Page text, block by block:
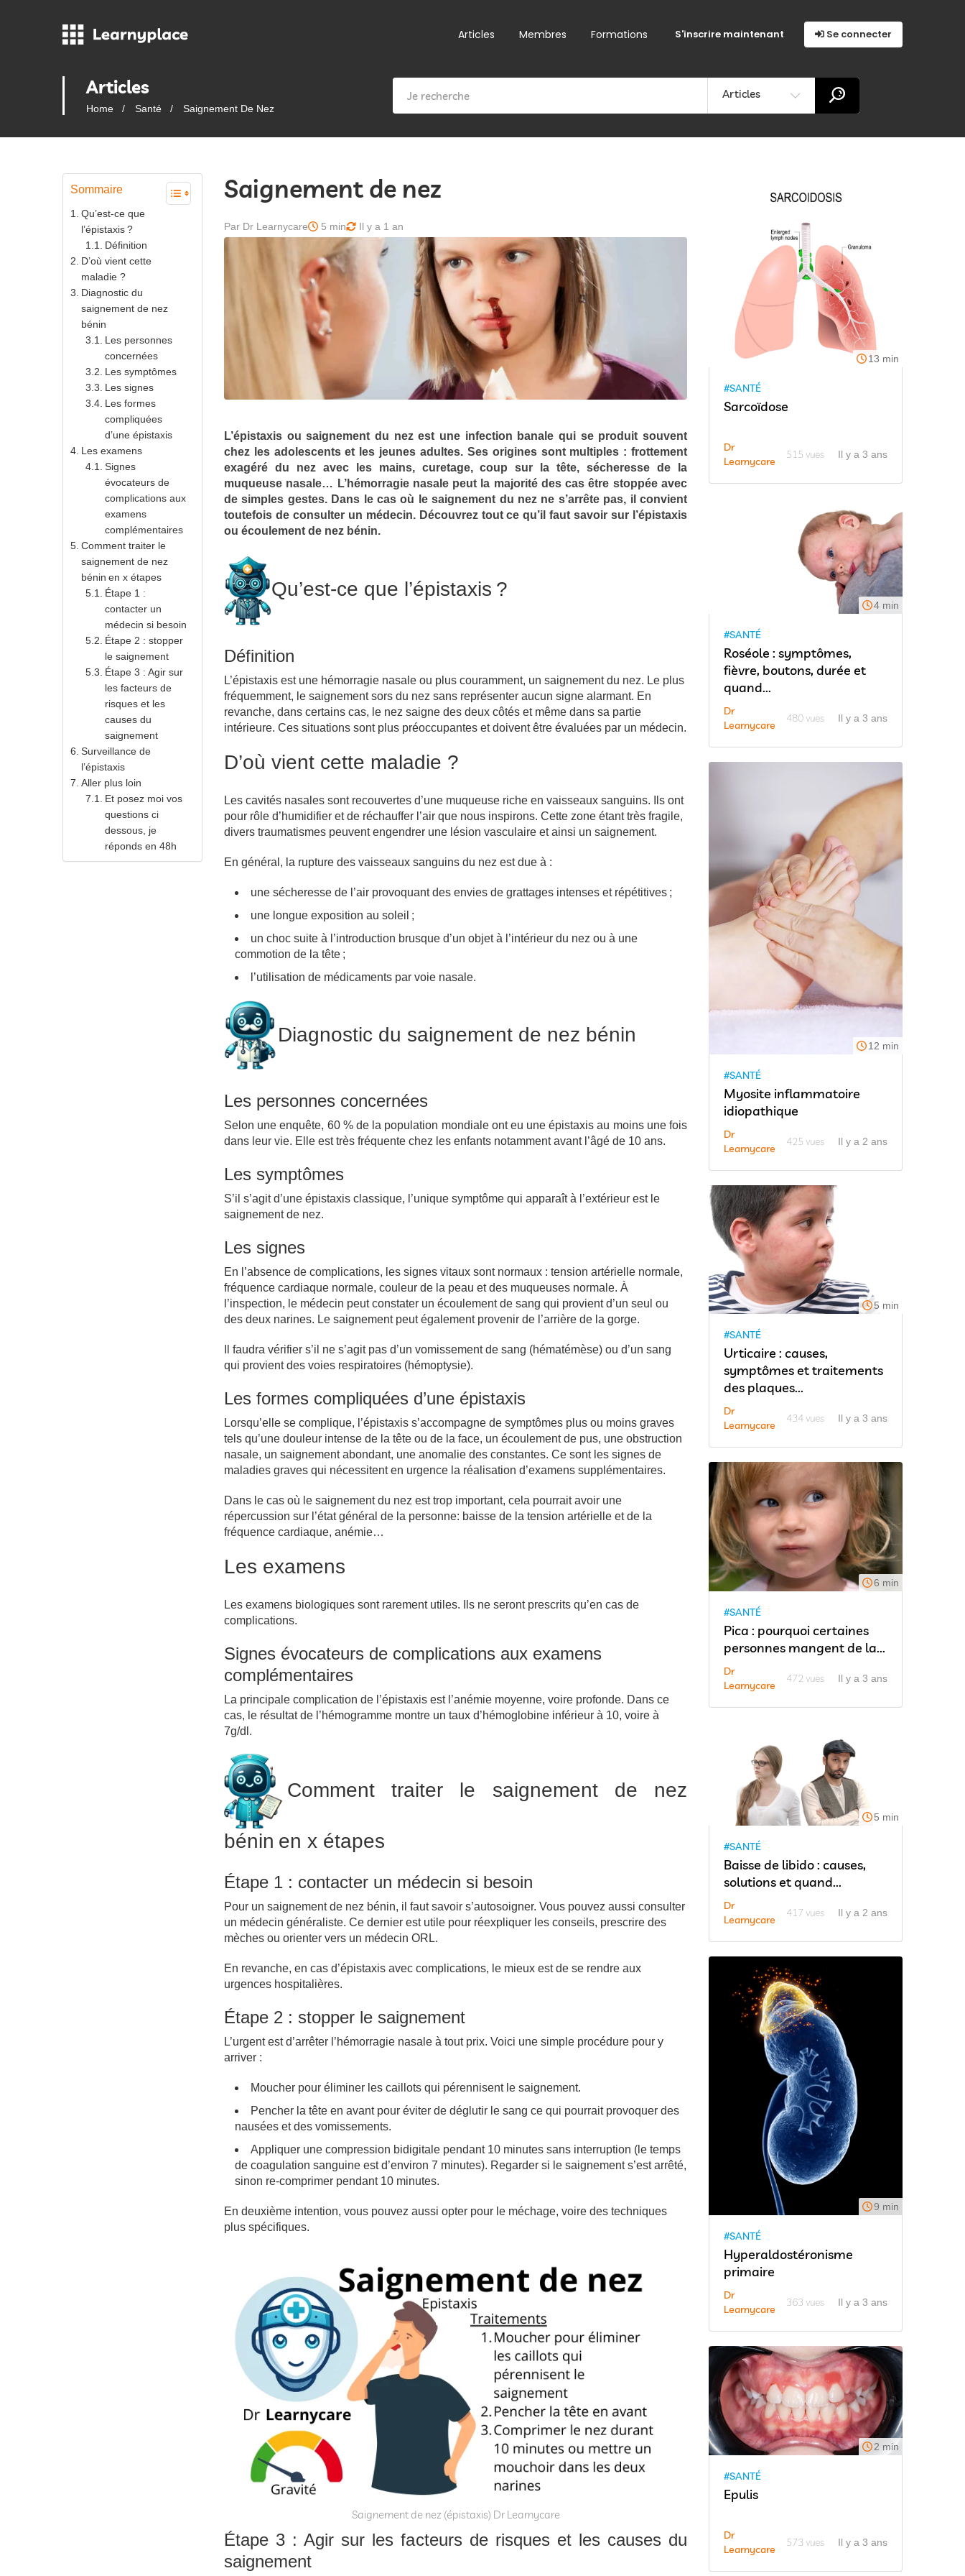
Articles Membres Formations Se connecter
S'inscrire maintenant
Articles
Home Santé Saignement De Nez
Articles
Sommaire
Qu’est-ce que
l’épistaxis ?
Définition
D’où vient cette
maladie ?
Diagnostic du
saignement de nez
bénin
Les personnes
concernées
Les symptômes
Les signes
Les formes
compliquées
d’une épistaxis
Les examens
Signes
évocateurs de
complications aux
examens
complémentaires
Comment traiter le
saignement de nez
bénin en x étapes
Étape 1 :
contacter un
médecin si besoin
Étape 2 : stopper
le saignement
Étape 3 : Agir sur
les facteurs de
risques et les
causes du
saignement
Surveillance de
l’épistaxis
Aller plus loin
Et posez moi vos
questions ci
dessous, je
réponds en 48h
Saignement de nez
Par Dr Learnycare 5 min Il y a 1 an
L’épistaxis ou saignement du nez est une infection banale qui se produit souvent
chez les adolescents et les jeunes adultes. Ses origines sont multiples : frottement
exagéré du nez avec les mains, curetage, coup sur la tête, sécheresse de la
muqueuse nasale… L’hémorragie nasale peut la majorité des cas être stoppée avec
de simples gestes. Dans le cas où le saignement du nez ne s’arrête pas, il convient
toutefois de consulter un médecin. Découvrez tout ce qu’il faut savoir sur l’épistaxis
ou écoulement de nez bénin.
Qu’est-ce que l’épistaxis ?
Définition
L’épistaxis est une hémorragie nasale ou plus couramment, un saignement du nez. Le plus
fréquemment, le saignement sors du nez sans représenter aucun signe alarmant. En
revanche, dans certains cas, le nez saigne des deux côtés et même dans sa partie
intérieure. Ces situations sont plus préoccupantes et doivent être évaluées par un médecin.
D’où vient cette maladie ?
Les cavités nasales sont recouvertes d’une muqueuse riche en vaisseaux sanguins. Ils ont
pour rôle d’humidifier et de réchauffer l’air que nous inspirons. Cette zone étant très fragile,
divers traumatismes peuvent engendrer une lésion vasculaire et ainsi un saignement.
En général, la rupture des vaisseaux sanguins du nez est due à :
une sécheresse de l’air provoquant des envies de grattages intenses et répétitives ;
une longue exposition au soleil ;
un choc suite à l’introduction brusque d’un objet à l’intérieur du nez ou à une
commotion de la tête ;
l’utilisation de médicaments par voie nasale.
Diagnostic du saignement de nez bénin
Les personnes concernées
Selon une enquête, 60 % de la population mondiale ont eu une épistaxis au moins une fois
dans leur vie. Elle est très fréquente chez les enfants notamment avant l’âgé de 10 ans.
Les symptômes
S’il s’agit d’une épistaxis classique, l’unique symptôme qui apparaît à l’extérieur est le
saignement de nez.
Les signes
En l’absence de complications, les signes vitaux sont normaux : tension artérielle normale,
fréquence cardiaque normale, couleur de la peau et des muqueuses normale. À
l’inspection, le médecin peut constater un écoulement de sang qui provient d’un seul ou
des deux narines. Le saignement peut également provenir de l’arrière de la gorge.
Il faudra vérifier s’il ne s’agit pas d’un vomissement de sang (hématémèse) ou d’un sang
qui provient des voies respiratoires (hémoptysie).
Les formes compliquées d’une épistaxis
Lorsqu’elle se complique, l’épistaxis s’accompagne de symptômes plus ou moins graves
tels qu’une douleur intense de la tête ou de la face, un écoulement de pus, une obstruction
nasale, un saignement abondant, une anomalie des constantes. Ce sont les signes de
maladies graves qui nécessitent en urgence la réalisation d’examens supplémentaires.
Dans le cas où le saignement du nez est trop important, cela pourrait avoir une
répercussion sur l’état général de la personne: baisse de la tension artérielle et de la
fréquence cardiaque, anémie…
Les examens
Les examens biologiques sont rarement utiles. Ils ne seront prescrits qu’en cas de
complications.
Signes évocateurs de complications aux examens
complémentaires
La principale complication de l’épistaxis est l’anémie moyenne, voire profonde. Dans ce
cas, le résultat de l’hémogramme montre un taux d’hémoglobine inférieur à 10, voire à
7g/dl.
Comment traiter le saignement de nez
bénin en x étapes
Étape 1 : contacter un médecin si besoin
Pour un saignement de nez bénin, il faut savoir s’autosoigner. Vous pouvez aussi consulter
un médecin généraliste. Ce dernier est utile pour réexpliquer les conseils, prescrire des
mèches ou orienter vers un médecin ORL.
En revanche, en cas d’épistaxis avec complications, le mieux est de se rendre aux
urgences hospitalières.
Étape 2 : stopper le saignement
L’urgent est d’arrêter l’hémorragie nasale à tout prix. Voici une simple procédure pour y
arriver :
Moucher pour éliminer les caillots qui pérennisent le saignement.
Pencher la tête en avant pour éviter de déglutir le sang ce qui pourrait provoquer des
nausées et des vomissements.
Appliquer une compression bidigitale pendant 10 minutes sans interruption (le temps
de coagulation sanguine est d’environ 7 minutes). Regarder si le saignement s’est arrêté,
sinon re-comprimer pendant 10 minutes.
En deuxième intention, vous pouvez aussi opter pour le méchage, voire des techniques
plus spécifiques.
Saignement de nez (épistaxis) Dr Learnycare
Étape 3 : Agir sur les facteurs de risques et les causes du
saignement
13 min
#SANTÉ
Sarcoïdose
Dr
Learnycare
515 vues Il y a 3 ans
4 min
#SANTÉ
Roséole : symptômes,
fièvre, boutons, durée et
quand...
Dr
Learnycare
480 vues Il y a 3 ans
12 min
#SANTÉ
Myosite inflammatoire
idiopathique
Dr
Learnycare
425 vues Il y a 2 ans
5 min
#SANTÉ
Urticaire : causes,
symptômes et traitements
des plaques...
Dr
Learnycare
434 vues Il y a 3 ans
6 min
#SANTÉ
Pica : pourquoi certaines
personnes mangent de la...
Dr
Learnycare
472 vues Il y a 3 ans
5 min
#SANTÉ
Baisse de libido : causes,
solutions et quand...
Dr
Learnycare
417 vues Il y a 2 ans
9 min
#SANTÉ
Hyperaldostéronisme
primaire
Dr
Learnycare
363 vues Il y a 3 ans
2 min
#SANTÉ
Epulis
Dr
Learnycare
573 vues Il y a 3 ans